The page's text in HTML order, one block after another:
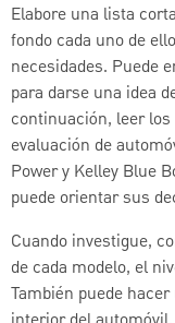
Elabore una lista
fondo cada uno de
necesidades. Puede
para darse una idea
continuación, leer
evaluación de
Power y Kelley Blue
puede orientar sus
Cuando investigue,
de cada modelo, el
También puede